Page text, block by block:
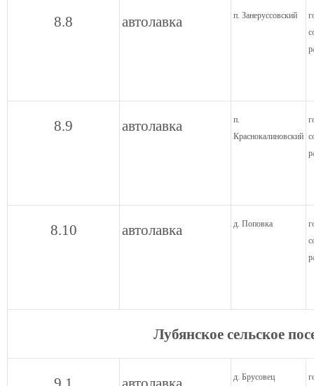
8.8 автолавка п. Занеруссовский
8.9 автолавка
п.
Краснокалиновский
8.10 автолавка д. Поповка
Лубянское сельское
9.1 автолавка д. Брусовец